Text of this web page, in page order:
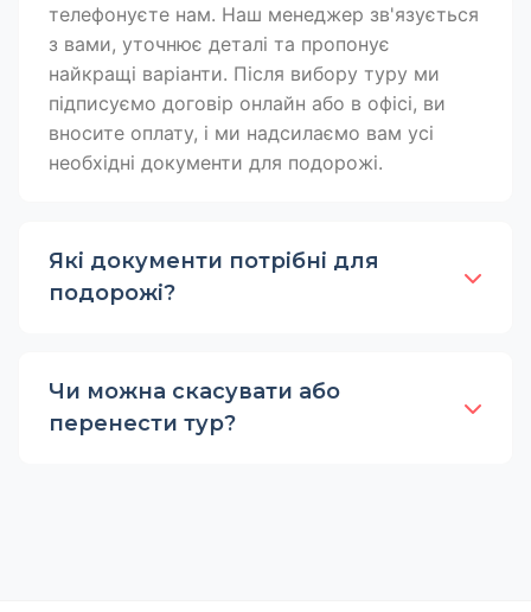
телефонуєте нам. Наш менеджер зв'язується
з вами, уточнює деталі та пропонує
найкращі варіанти. Після вибору туру ми
підписуємо договір онлайн або в офісі, ви
вносите оплату, і ми надсилаємо вам усі
необхідні документи для подорожі.
Які документи потрібні для
подорожі?
Чи можна скасувати або
перенести тур?